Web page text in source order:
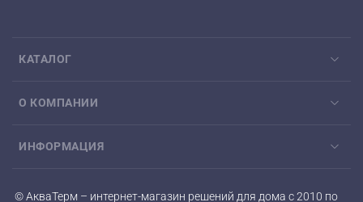
КАТАЛОГ
О КОМПАНИИ
ИНФОРМАЦИЯ
© АкваТерм – интернет-магазин решений для дома с 2010 по